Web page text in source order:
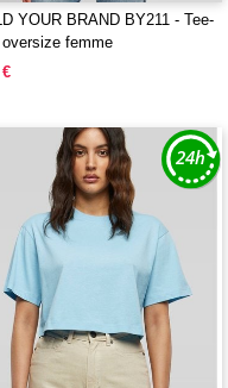
YOUR BRAND BY211 - Tee-
femme